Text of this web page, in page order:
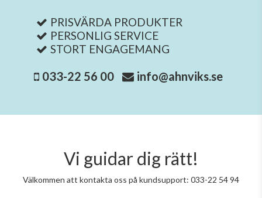
PRISVÄRDA PRODUKTER
PERSONLIG SERVICE
STORT ENGAGEMANG
033-22 56 00 info@ahnviks.se
Vi guidar dig rätt!
Välkommen att kontakta oss på kundsupport: 033-22 54 94